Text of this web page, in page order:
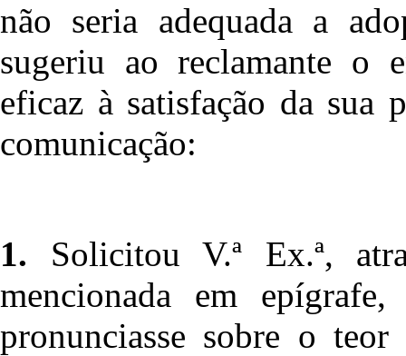
não seria adequada a
sugeriu ao reclamante o
eficaz à satisfação da sua
comunicação:
1. Solicitou V.ª Ex.ª,
mencionada em
pronunciasse sobre o